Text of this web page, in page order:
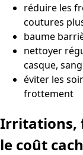
réduire les
coutures
baume
nettoyer
casque,
éviter les
frottement
Irritations,
le coût